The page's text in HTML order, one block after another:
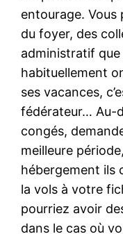
entourage.
du foyer, des
administratif
habituellement
ses vacances,
fédérateur… Au-
congés,
meilleure
hébergement ils
la vols à votre
pourriez avoir
dans le cas où